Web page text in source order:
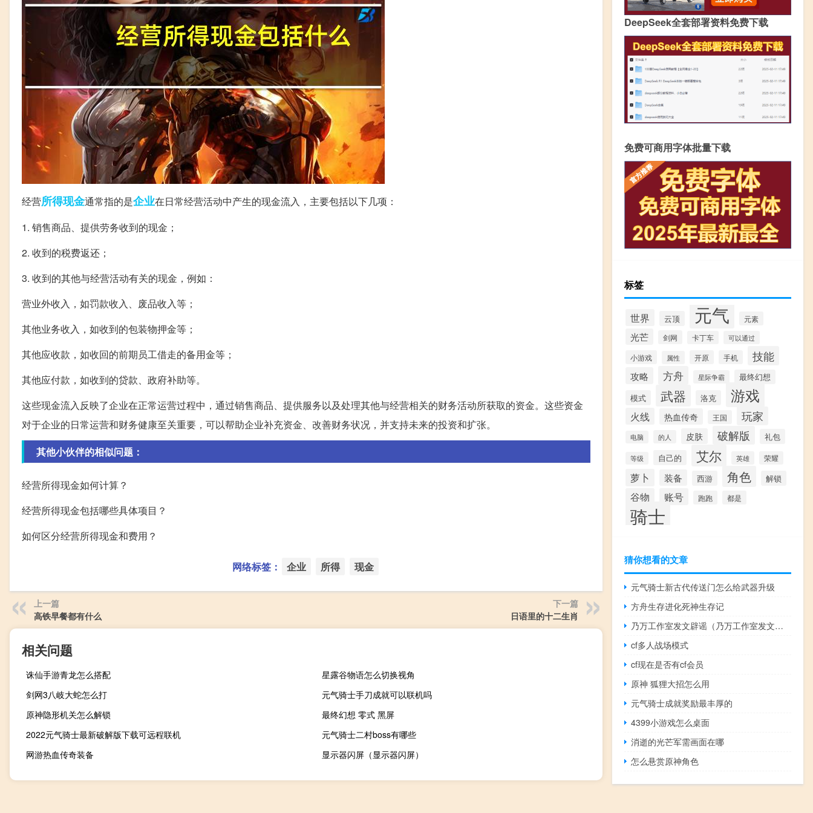
经营所得现金通常指的是企业在日常经营活动中产生的现金流入，主要包括以下几项：
1. 销售商品、提供劳务收到的现金；
2. 收到的税费返还；
3. 收到的其他与经营活动有关的现金，例如：
营业外收入，如罚款收入、废品收入等；
其他业务收入，如收到的包装物押金等；
其他应收款，如收回的前期员工借走的备用金等；
其他应付款，如收到的贷款、政府补助等。
这些现金流入反映了企业在正常运营过程中，通过销售商品、提供服务以及处理其他与经营相关的财务活动所获取的资金。这些资金
对于企业的日常运营和财务健康至关重要，可以帮助企业补充资金、改善财务状况，并支持未来的投资和扩张。
其他小伙伴的相似问题：
经营所得现金如何计算？
经营所得现金包括哪些具体项目？
如何区分经营所得现金和费用？
网络标签： 企业 所得 现金
上一篇
高铁早餐都有什么
下一篇
日语里的十二生肖
相关问题
诛仙手游青龙怎么搭配
星露谷物语怎么切换视角
剑网3八岐大蛇怎么打
元气骑士手刀成就可以联机吗
原神隐形机关怎么解锁
最终幻想 零式 黑屏
2022元气骑士最新破解版下载可远程联机
元气骑士二村boss有哪些
网游热血传奇装备
显示器闪屏（显示器闪屏）
DeepSeek全套部署资料免费下载
免费可商用字体批量下载
标签
世界 云顶 元气 元素
光芒 剑网 卡丁车 可以通过
小游戏 属性 开原 手机 技能
攻略 方舟 星际争霸 最终幻想
模式 武器 洛克 游戏
火线 热血传奇 王国 玩家
电脑 的人 皮肤 破解版 礼包
等级 自己的 艾尔 英雄 荣耀
萝卜 装备 西游 角色 解锁
谷物 账号 跑跑 都是
骑士
猜你想看的文章
元气骑士新古代传送门怎么给武器升级
方舟生存进化死神生存记
乃万工作室发文辟谣（乃万工作室发文道歉）
cf多人战场模式
cf现在是否有cf会员
原神 狐狸大招怎么用
元气骑士成就奖励最丰厚的
4399小游戏怎么桌面
消逝的光芒军需画面在哪
怎么悬赏原神角色